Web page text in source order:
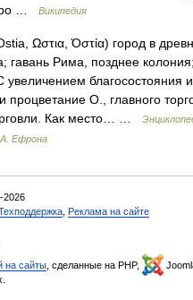
…
Википедия
Ωστια, Όστία) город в
гавань Рима, позднее
благосостояния
процветание О., главного
Как место… …
Ефрона
2026
Реклама на сайте
на сайты , сделанные на PHP,